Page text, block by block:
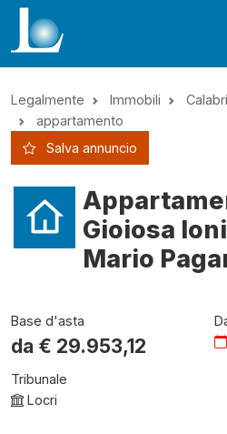
Legalmente Immobili
appartamento
Salva annuncio
Gioiosa
Mario
Base d'asta
da € 29.953,12
Tribunale
Locri